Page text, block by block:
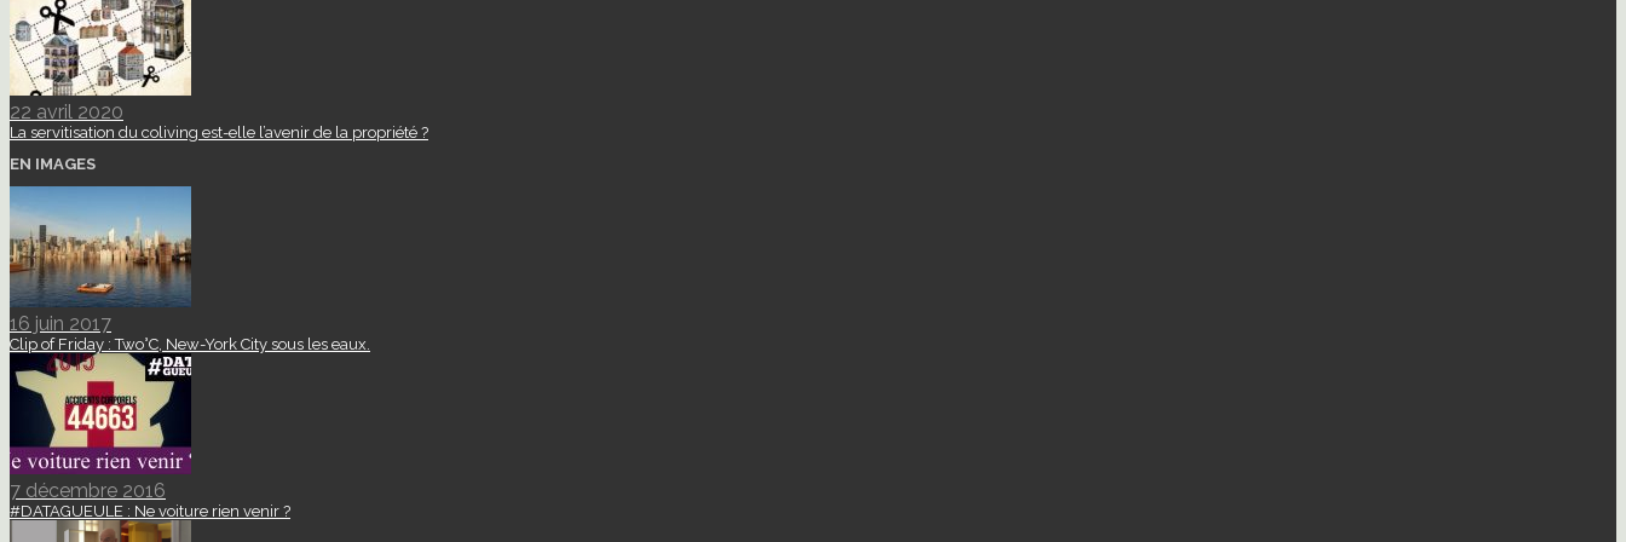
22 avril 2020
La servitisation du coliving est-elle l’avenir de la propriété ?
EN IMAGES
16 juin 2017
Clip of Friday : Two°C, New-York City sous les eaux.
7 décembre 2016
#DATAGUEULE : Ne voiture rien venir ?